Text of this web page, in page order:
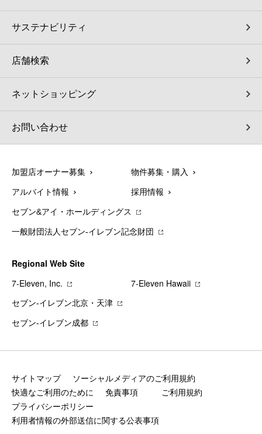
サステナビリティ
店舗検索
ネットショッピング
お問い合わせ
加盟店オーナー募集 物件募集・購入
アルバイト情報 採用情報
セブン&アイ・ホールディングス
一般財団法人セブン-イレブン記念財団
Regional Web Site
7‐Eleven, Inc.
7‐Eleven Hawaii
セブン‐イレブン北京・天津
セブン‐イレブン成都
サイトマップ
ソーシャルメディアのご利用規約
快適なご利用のために
免責事項
ご利用規約
プライバシーポリシー
利用者情報の外部送信に関する公表事項